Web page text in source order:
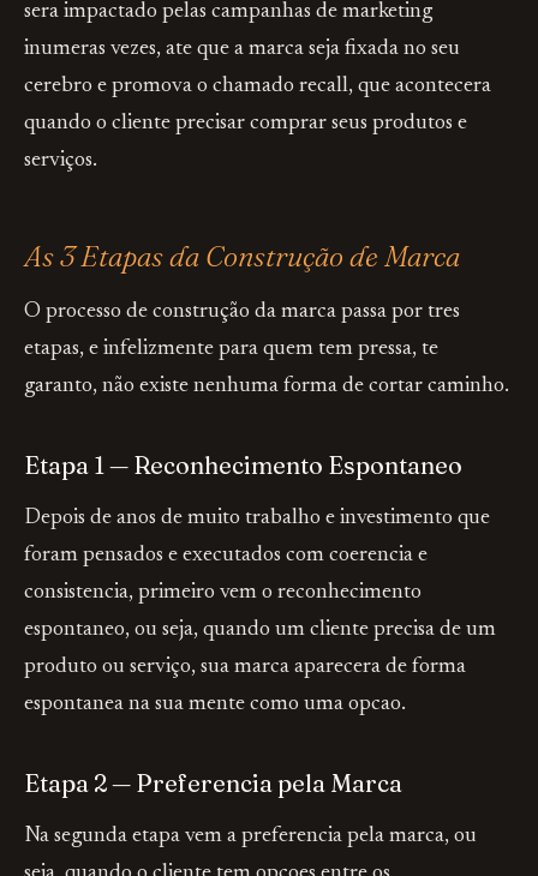
sera impactado pelas campanhas de marketing
inumeras vezes, ate que a marca seja fixada no seu
cerebro e promova o chamado recall, que acontecera
quando o cliente precisar comprar seus produtos e
serviços.
As 3 Etapas da Construção de Marca
O processo de construção da marca passa por tres
etapas, e infelizmente para quem tem pressa, te
garanto, não existe nenhuma forma de cortar caminho.
Etapa 1 — Reconhecimento Espontaneo
Depois de anos de muito trabalho e investimento que
foram pensados e executados com coerencia e
consistencia, primeiro vem o reconhecimento
espontaneo, ou seja, quando um cliente precisa de um
produto ou serviço, sua marca aparecera de forma
espontanea na sua mente como uma opcao.
Etapa 2 — Preferencia pela Marca
Na segunda etapa vem a preferencia pela marca, ou